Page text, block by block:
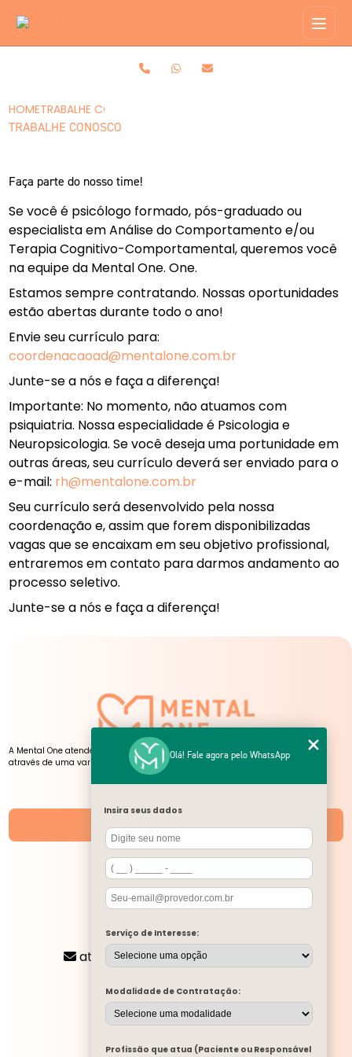
HOMETRABALHE CONOSCO
TRABALHE CONOSCO
Faça parte do nosso time!
Se você é psicólogo formado, pós-graduado ou
especialista em Análise do Comportamento e/ou
Terapia Cognitivo-Comportamental, queremos você
na equipe da Mental One. One.
Estamos sempre contratando. Nossas oportunidades
estão abertas durante todo o ano!
Envie seu currículo para:
coordenacaoad@mentalone.com.br
Junte-se a nós e faça a diferença!
Importante: No momento, não atuamos com
psiquiatria. Nossa especialidade é Psicologia e
Neuropsicologia. Se você deseja uma portunidade em
outras áreas, seu currículo deverá ser enviado para o
e-mail: rh@mentalone.com.br
Seu currículo será desenvolvido pela nossa
coordenação e, assim que forem disponibilizadas
vagas que se encaixam em seu objetivo profissional,
entraremos em contato para darmos andamento ao
processo seletivo.
Junte-se a nós e faça a diferença!
A Mental One atende pessoas de todas as idades, presencialmente e online,
através de uma variedade de serviços, atendimentos e atividades.
Unidades
SIGA-NOS
(11) 2424-8197
atendimento@mentalone.com.br
MENU
A MENTAL ONE
SERVIÇOS
BLOG
Olá! Fale agora pelo WhatsApp
Insira seus dados
Serviço de Interesse:
Modalidade de Contratação:
Profissão que atua (Paciente ou Responsável